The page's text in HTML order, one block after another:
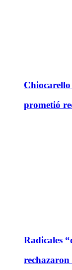
prometió
Radicales